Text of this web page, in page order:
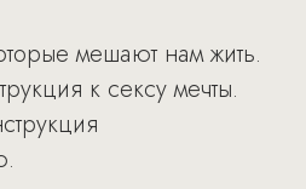
мешают нам жить.
к сексу мечты.